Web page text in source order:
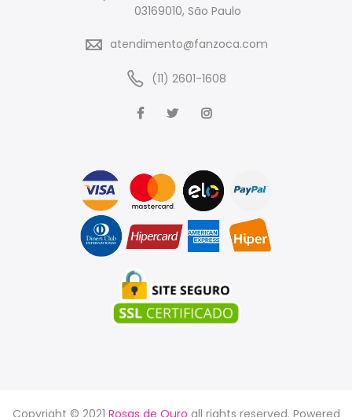
03169010, São Paulo
atendimento@fanzoca.com
(11) 2601-1608